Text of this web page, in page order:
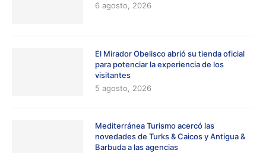
6 agosto, 2026
El Mirador Obelisco abrió su tienda oficial
para potenciar la experiencia de los
visitantes
5 agosto, 2026
Mediterránea Turismo acercó las
novedades de Turks & Caicos y Antigua &
Barbuda a las agencias